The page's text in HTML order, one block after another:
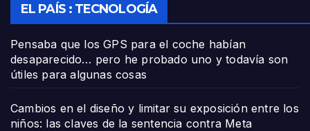
EL PAÍS : TECNOLOGÍA
Pensaba que los GPS para el coche habían
desaparecido… pero he probado uno y todavía son
útiles para algunas cosas
Cambios en el diseño y limitar su exposición entre los
niños: las claves de la sentencia contra Meta